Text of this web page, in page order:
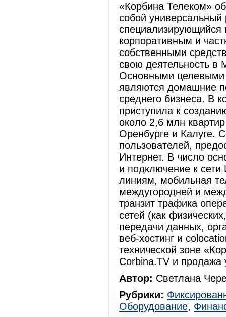
«Корбина Телеком»
собой универсальный
специализирующийся
корпоративным и
собственными
свою деятельность в
Основными целевыми
являются домашние
среднего бизнеса. В
приступила к
около 2,6 млн
Оренбурге и Калуге.
пользователей,
Интернет. В число
и подключение к
линиям, мобильная
междугородней и
транзит трафика
сетей (как
передачи данных,
веб-хостинг и
технической зоне
Corbina.TV и продажа
Автор: Светлана
Рубрики:
Оборудование,